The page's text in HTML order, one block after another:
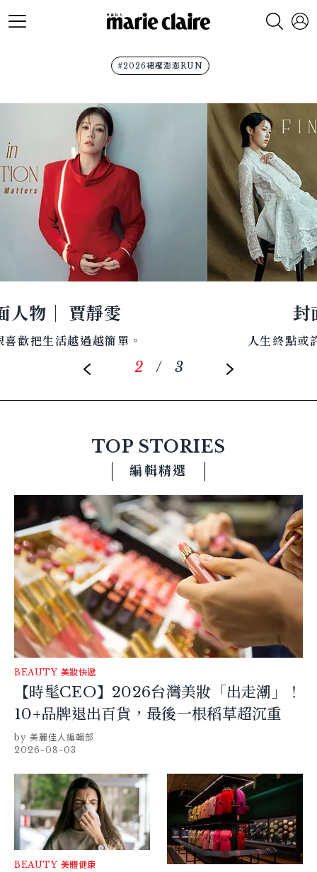
#2026裙襬澎澎RUN
封面人物｜ 何曼希
人生終點或許已定，但人人抵達方式不同。
2 / 3
TOP STORIES
編輯精選
BEAUTY 美妝快遞
【時髦CEO】2026台灣美妝「出走潮」！
10+品牌退出百貨，最後一根稻草超沉重
美麗佳人編輯部
2026-08-03
BEAUTY 美體健康